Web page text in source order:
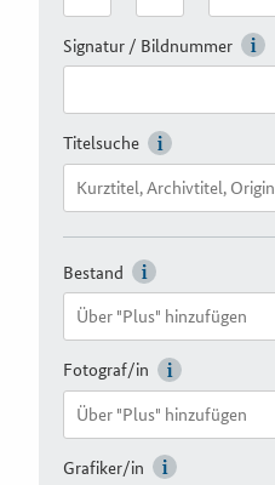
Signatur / Bildnummer
Titelsuche
Bestand
Fotograf/in
Grafiker/in